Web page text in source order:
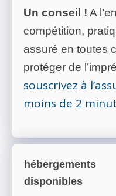
Un conseil ! A
compétition,
assuré en toutes
protéger de
souscrivez à
moins de 2
hébergements
disponibles